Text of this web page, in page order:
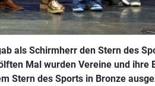
als Schirmherr den Stern des
Mal wurden Vereine und
Stern des Sports in Bronze